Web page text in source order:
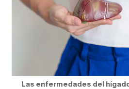
Las enfermedades del